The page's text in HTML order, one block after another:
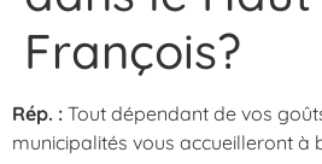
François?
Rép. : Tout dépendant de vos
municipalités vous accueilleront à